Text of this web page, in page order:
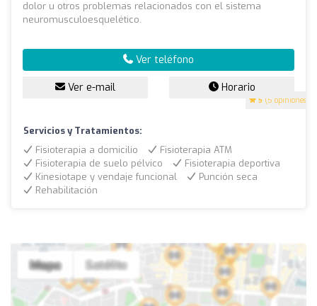
5 (5 opiniones)
dolor u otros problemas relacionados con el sistema
neuromusculoesquelético.
Ver teléfono
Ver e-mail Horario
Servicios y Tratamientos:
Fisioterapia a domicilio
Fisioterapia ATM
Fisioterapia de suelo pélvico
Fisioterapia deportiva
Kinesiotape y vendaje funcional
Punción seca
Rehabilitación